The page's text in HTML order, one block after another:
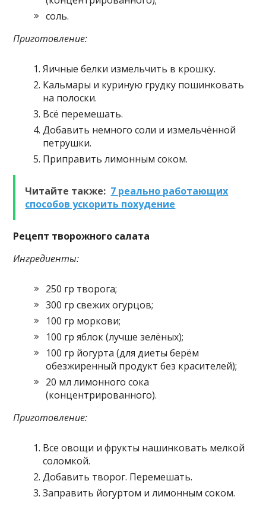
соль.
Приготовление:
Яичные белки измельчить в крошку.
Кальмары и куриную грудку пошинковать
на полоски.
Всё перемешать.
Добавить немного соли и измельчённой
петрушки.
Приправить лимонным соком.
Читайте также: 7 реально работающих
способов ускорить похудение
Рецепт творожного салата
Ингредиенты:
250 гр творога;
300 гр свежих огурцов;
100 гр моркови;
100 гр яблок (лучше зелёных);
100 гр йогурта (для диеты берём
обезжиренный продукт без красителей);
20 мл лимонного сока
(концентрированного).
Приготовление:
Все овощи и фрукты нашинковать мелкой
соломкой.
Добавить творог. Перемешать.
Заправить йогуртом и лимонным соком.